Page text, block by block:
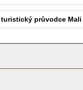
průvodce Mali